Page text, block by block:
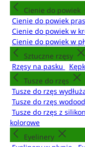
Cienie do powiek
Cienie do powiek
Cienie do powiek w
Cienie do powiek w
Sztuczne rzęsy
Rzęsy na pasku
Tusze do rzęs
Tusze do rzęs
Tusze do rzęs
Tusze do rzęs z
kolorowe
Eyelinery